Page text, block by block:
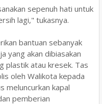
sepenuh hati untuk
lagi," tukasnya.
bantuan sebanyak
yang akan dibiasakan
plastik atau kresek. Tas
oleh Walikota kepada
meluncurkan kapal
pemberian